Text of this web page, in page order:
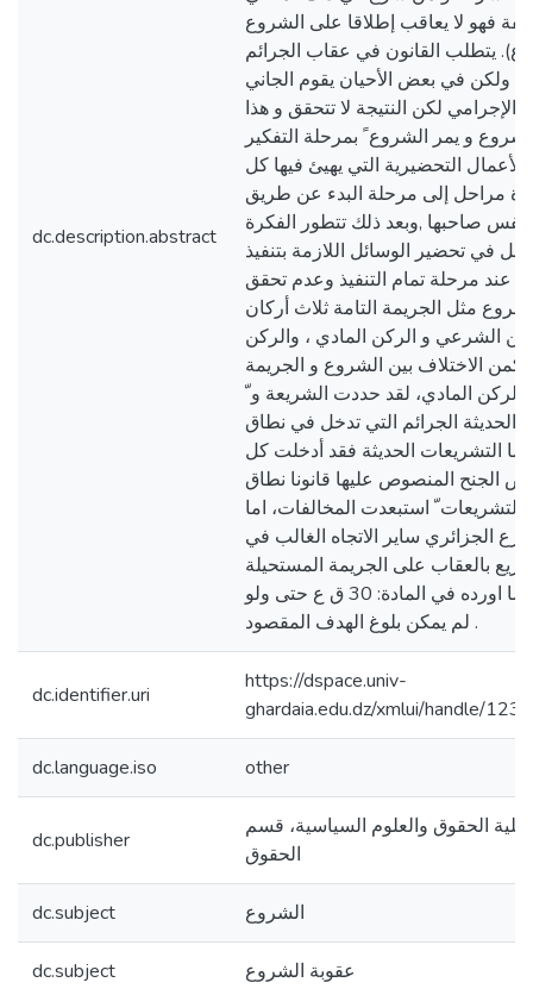
dc.description.abstract
فهو لا يعاقب إطلاقا على الشروع
ق ع). يتطلب القانون في عقاب الجرائم
ولكن في بعض الأحيان يقوم الجاني
لكن النتيجة لا تتحقق و هذا
و يمر الشروع ً بمرحلة التفكير
التحضيرية التي يهيئ فيها كل
مراحل إلى مرحلة البدء عن طريق
نفس صاحبها ,وبعد ذلك تتطور الفكرة
في تحضير الوسائل اللازمة بتنفيذ
عند مرحلة تمام التنفيذ وعدم تحقق
مثل الجريمة التامة ثلاث أركان
الشرعي و الركن المادي ، والركن
الاختلاف بين الشروع و الجريمة
الركن المادي، لقد حددت الشريعة و
الحديثة الجرائم التي تدخل في نطاق
التشريعات الحديثة فقد أدخلت كل
الجنح المنصوص عليها قانونا نطاق
استبعدت المخالفات، اما
الجزائري ساير الاتجاه الغالب في
بالعقاب على الجريمة المستحيلة
كمبدأ عام وهدا ما اورده في المادة: 30 ق ع حتى ولو
لم يمكن بلوغ الهدف المقصود .
dc.identifier.uri
https://dspace.univ-
ghardaia.edu.dz/xmlui/handle/
dc.language.iso other
dc.publisher
كلية الحقوق والعلوم السياسية، قسم
الحقوق
dc.subject الشروع
dc.subject عقوبة الشروع